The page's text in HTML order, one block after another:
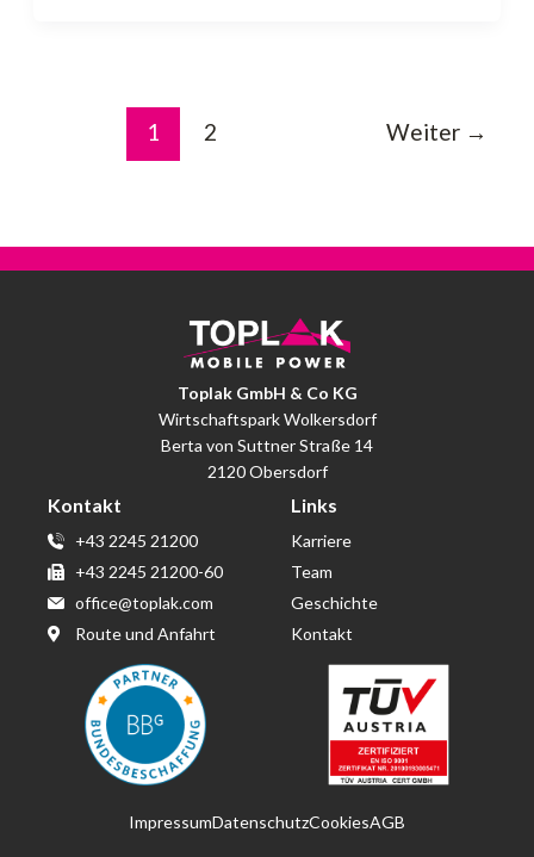
1 2 Weiter →
Toplak GmbH & Co KG
Wirtschaftspark Wolkersdorf
Berta von Suttner Straße 14
2120 Obersdorf
Kontakt
+43 2245 21200
+43 2245 21200-60
office@toplak.com
Route und Anfahrt
Links
Karriere
Team
Geschichte
Kontakt
ImpressumDatenschutzCookiesAGB